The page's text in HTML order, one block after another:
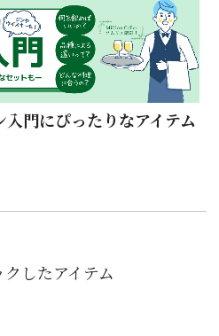
入門にぴったりなアイテム
したアイテム